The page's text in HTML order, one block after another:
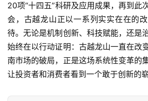
20项“十四五”科研及应用成果，再到此
会，古越龙山正以一系列实实在在的
待。无论是机制创新、科技赋能，还是
始终在以行动证明：古越龙山一直在改
南市场的破局，正是这场系统性变革的
让投资者和消费者看到一个敢于创新的